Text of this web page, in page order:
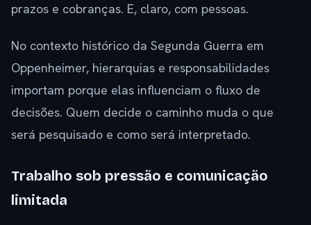
prazos e cobranças. E, claro, com pessoas.
No contexto histórico da Segunda Guerra em
Oppenheimer, hierarquias e responsabilidades
importam porque elas influenciam o fluxo de
decisões. Quem decide o caminho muda o que
será pesquisado e como será interpretado.
Trabalho sob pressão e comunicação
limitada